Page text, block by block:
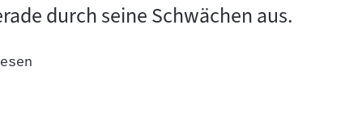
durch seine Schwächen aus.